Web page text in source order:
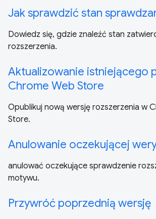
Jak sprawdzić stan
Dowiedz się, gdzie znaleźć stan
rozszerzenia.
Aktualizowanie istniejącego
Chrome Web Store
Opublikuj nową wersję rozszerzenia w
Store.
Anulowanie oczekującej
anulować oczekujące sprawdzenie
motywu.
Przywróć poprzednią wersję